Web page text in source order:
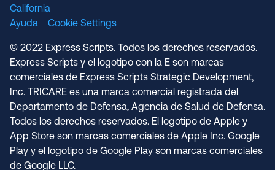
California
Ayuda
Cookie Settings
© 2022 Express Scripts. Todos los derechos reservados.
Express Scripts y el logotipo con la E son marcas
comerciales de Express Scripts Strategic Development,
Inc. TRICARE es una marca comercial registrada del
Departamento de Defensa, Agencia de Salud de Defensa.
Todos los derechos reservados. El logotipo de Apple y
App Store son marcas comerciales de Apple Inc. Google
Play y el logotipo de Google Play son marcas comerciales
de Google LLC.